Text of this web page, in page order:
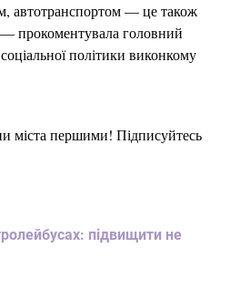
автотранспортом — це також
прокоментувала головний
політики виконкому
міста першими! Підписуйтесь
підвищити не